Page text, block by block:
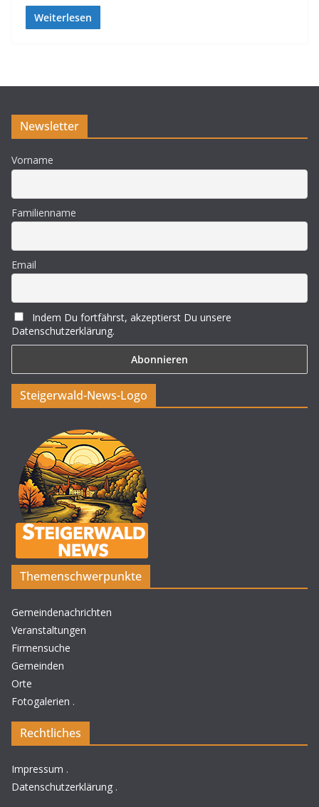
Weiterlesen
Newsletter
Vorname
Familienname
Email
Indem Du fortfährst, akzeptierst Du unsere
Datenschutzerklärung.
Steigerwald-News-Logo
Themenschwerpunkte
Gemeindenachrichten
Veranstaltungen
Firmensuche
Gemeinden
Orte
Fotogalerien .
Rechtliches
Impressum .
Datenschutzerklärung .